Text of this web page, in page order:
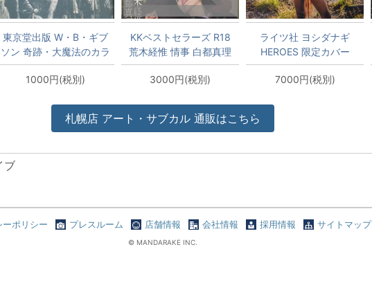
東京堂出版 W・B・ギブ
ソン 奇跡・大魔法のカラ
クリ
1000円(税別)
KKベストセラーズ R18
荒木経惟 情事 白都真理
写真集
3000円(税別)
ライツ社 ヨシダナギ
HEROES 限定カバー
7000円(税別)
札幌店 アート・サブカル 通販はこちら
ブ
ーポリシー プレスルーム 店舗情報 会社情報 採用情報 サイトマップ
© MANDARAKE INC.